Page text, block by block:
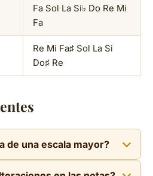
Fa Sol La Si♭ Do Re Mi
Fa
Re Mi Fa♯ Sol La Si
Do♯ Re
de una escala mayor?